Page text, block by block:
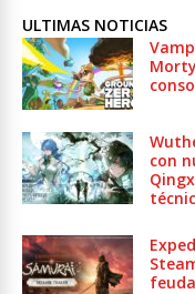
ULTIMAS NOTICIAS
con